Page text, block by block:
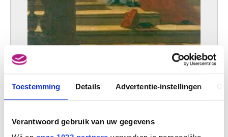
Toestemming Details Advertentie-instellingen
Verantwoord gebruik van uw gegevens
De heilige Carolus Borromeus bidt voor de pestlijders van Milaan
Simon Vouet